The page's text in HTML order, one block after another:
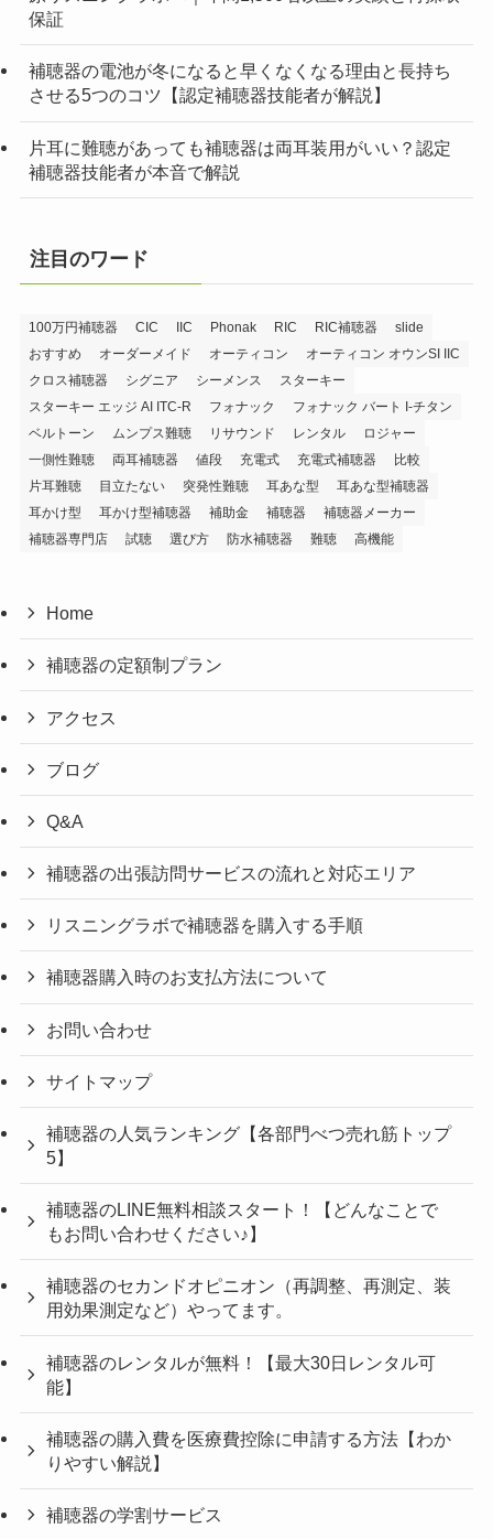
保証
補聴器の電池が冬になると早くなくなる理由と長持ち
させる5つのコツ【認定補聴器技能者が解説】
片耳に難聴があっても補聴器は両耳装用がいい？認定
補聴器技能者が本音で解説
注目のワード
100万円補聴器 CIC IIC Phonak RIC RIC補聴器
slide
おすすめ
オーダーメイド オーティコン
オーティコン オウンSI IIC
クロス補聴器
シグニア シーメンス
スターキー
スターキー エッジ AI ITC-R
フォナック
フォナック バート I-チタン
ベルトーン
ムンプス難聴 リサウンド レンタル
ロジャー
一側性難聴
両耳補聴器 値段 充電式 充電式補聴器
比較
片耳難聴
目立たない 突発性難聴 耳あな型
耳あな型補聴器
耳かけ型
耳かけ型補聴器 補助金 補聴器
補聴器メーカー
補聴器専門店
試聴 選び方 防水補聴器 難聴 高機能
Home
補聴器の定額制プラン
アクセス
ブログ
Q&A
補聴器の出張訪問サービスの流れと対応エリア
リスニングラボで補聴器を購入する手順
補聴器購入時のお支払方法について
お問い合わせ
サイトマップ
補聴器の人気ランキング【各部門べつ売れ筋トップ
5】
補聴器のLINE無料相談スタート！【どんなことで
もお問い合わせください♪】
補聴器のセカンドオピニオン（再調整、再測定、装
用効果測定など）やってます。
補聴器のレンタルが無料！【最大30日レンタル可
能】
補聴器の購入費を医療費控除に申請する方法【わか
りやすい解説】
補聴器の学割サービス